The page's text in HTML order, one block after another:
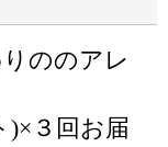
ののアレ
)×３回お届